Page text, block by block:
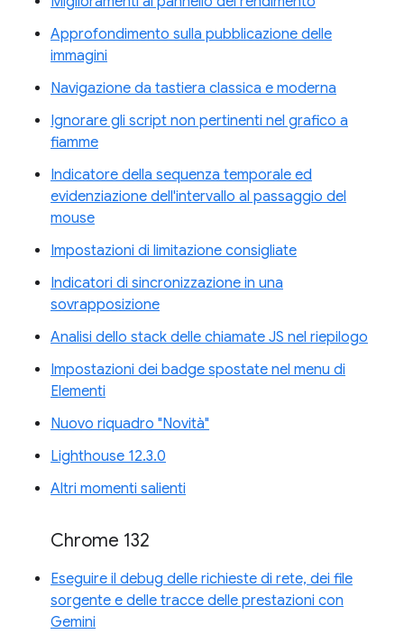
Approfondimento sulla pubblicazione delle
immagini
Navigazione da tastiera classica e moderna
Ignorare gli script non pertinenti nel grafico a
fiamme
Indicatore della sequenza temporale ed
evidenziazione dell'intervallo al passaggio del
mouse
Impostazioni di limitazione consigliate
Indicatori di sincronizzazione in una
sovrapposizione
Analisi dello stack delle chiamate JS nel riepilogo
Impostazioni dei badge spostate nel menu di
Elementi
Nuovo riquadro "Novità"
Lighthouse 12.3.0
Altri momenti salienti
Chrome 132
Eseguire il debug delle richieste di rete, dei file
sorgente e delle tracce delle prestazioni con
Gemini